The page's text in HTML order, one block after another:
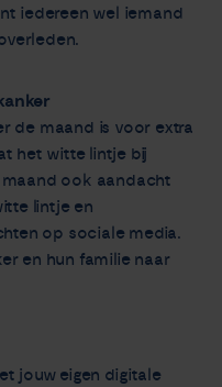
iedereen wel iemand
de maand is voor extra
het witte lintje bij
ook aandacht
lintje en
op sociale media.
en hun familie naar
jouw eigen digitale